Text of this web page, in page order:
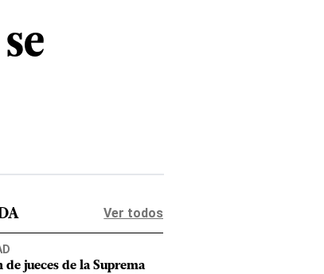
Ver todos
de jueces de la Suprema